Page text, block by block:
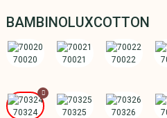
BAMBINOLUXCOTTON